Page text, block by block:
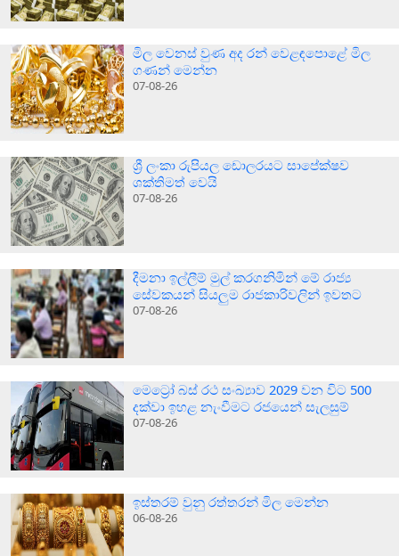
මිල වෙනස් වුණ අද රන් වෙළඳපොළේ මිල
ගණන් මෙන්න
07-08-26
ශ්‍රී ලංකා රුපියල ඩොලරයට සාපේක්ෂව
ශක්තිමත් වෙයි
07-08-26
දීමනා ඉල්ලීම් මුල් කරගනිමින් මේ රාජ්‍ය
සේවකයන් සියලුම රාජකාරිවලින් ඉවතට
07-08-26
මෙට්‍රෝ බස් රථ සංඛ්‍යාව 2029 වන විට 500
දක්වා ඉහළ නැංවීමට රජයෙන් සැලසුම්
07-08-26
ඉස්තරම් වුනු රත්තරන් මිල මෙන්න
06-08-26